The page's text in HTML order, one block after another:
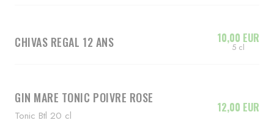
CHIVAS REGAL 12 ANS 10,00 EUR
5 cl
GIN MARE TONIC POIVRE ROSE
Tonic Btl 20 cl
12,00 EUR